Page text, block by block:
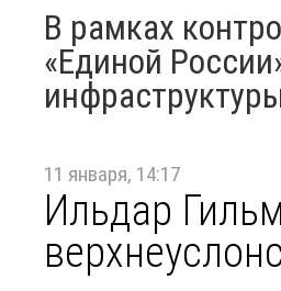
В рамках
«Единой
11 января, 14:17
Ильдар